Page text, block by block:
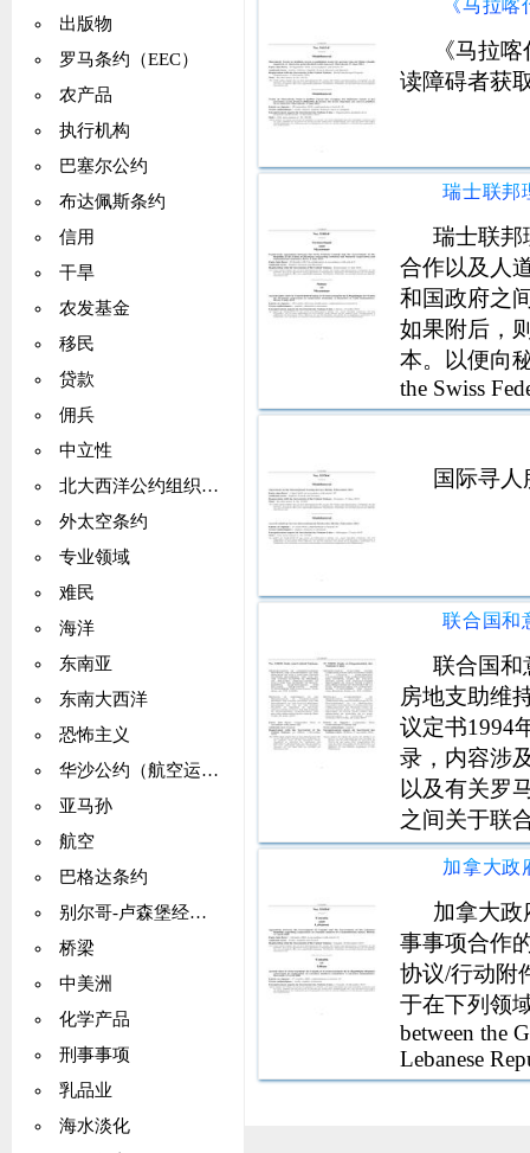
出版物
罗马条约（EEC）
农产品
执行机构
巴塞尔公约
布达佩斯条约
信用
干旱
农发基金
移民
贷款
佣兵
中立性
北大西洋公约组织（NATO）
外太空条约
专业领域
难民
海洋
东南亚
东南大西洋
恐怖主义
华沙公约（航空运输）
亚马孙
航空
巴格达条约
别尔哥-卢森堡经济联盟
桥梁
中美洲
化学产品
刑事事项
乳品业
海水淡化
《马拉
读障碍者获
瑞士联邦
合作以及人
和国政府之
如果附后，
本。以便向
the Swiss
Union of
国际寻
联合国和
房地支助维
议定书1994
录，内容涉
以及有关罗
之间关于联
和有关行动
册：依职权
加拿大政
事事项合作
协议/行动附
于在下列领
between the
Lebanese
hum